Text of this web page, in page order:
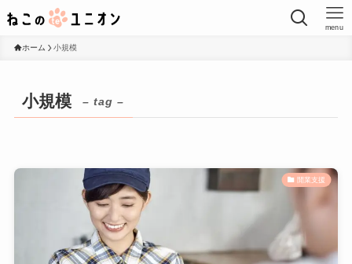
menu
ホーム 小規模
小規模 – tag –
開業支援